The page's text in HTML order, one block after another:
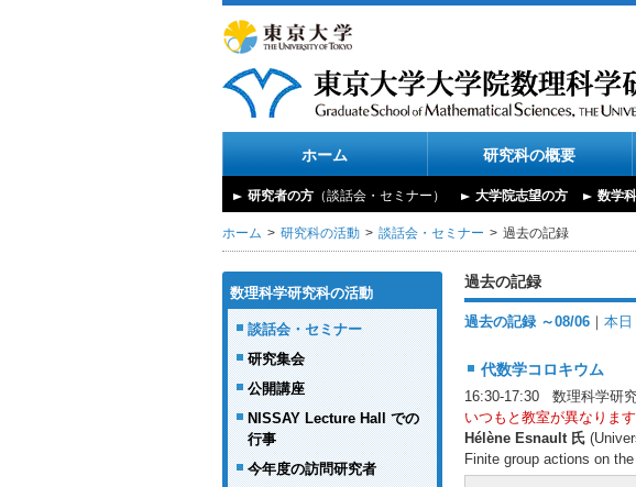
ホーム 研究科の概要
研究者の方 （談話会・セミナー） 大学院志望の方 数学
ホーム 研究科の活動 談話会・セミナー 過去の記録
数理科学研究科の活動
談話会・セミナー
研究集会
公開講座
NISSAY Lecture Hall での
行事
今年度の訪問研究者
過去の記録
過去の記録 ～08/06 ｜ 本日
代数学コロキウム
16:30-17:30 数理科学研
いつもと教室が異なりま
Hélène Esnault 氏
Finite group actions on